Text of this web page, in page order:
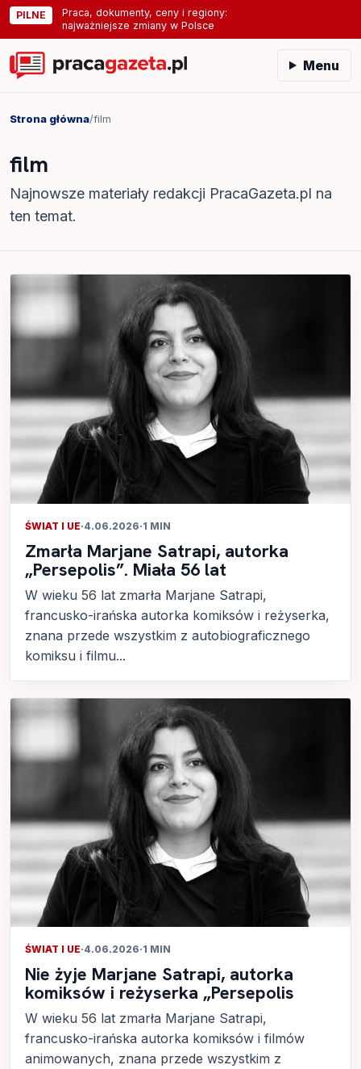
PILNE
Praca, dokumenty, ceny i regiony:
najważniejsze zmiany w Polsce
Menu
Strona główna/film
film
Najnowsze materiały redakcji PracaGazeta.pl na
ten temat.
ŚWIAT I UE·4.06.2026·1 MIN
Zmarła Marjane Satrapi, autorka
„Persepolis”. Miała 56 lat
W wieku 56 lat zmarła Marjane Satrapi,
francusko-irańska autorka komiksów i reżyserka,
znana przede wszystkim z autobiograficznego
komiksu i filmu...
ŚWIAT I UE·4.06.2026·1 MIN
Nie żyje Marjane Satrapi, autorka
komiksów i reżyserka „Persepolis
W wieku 56 lat zmarła Marjane Satrapi,
francusko-irańska autorka komiksów i filmów
animowanych, znana przede wszystkim z